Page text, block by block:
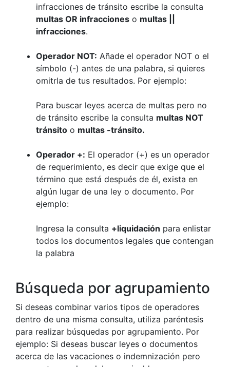
infracciones de tránsito escribe la consulta
multas OR infracciones o multas ||
infracciones.
Operador NOT: Añade el operador NOT o el
símbolo (-) antes de una palabra, si quieres
omitrla de tus resultados. Por ejemplo:
Para buscar leyes acerca de multas pero no
de tránsito escribe la consulta multas NOT
tránsito o multas -tránsito.
Operador +: El operador (+) es un operador
de requerimiento, es decir que exige que el
término que está después de él, exista en
algún lugar de una ley o documento. Por
ejemplo:
Ingresa la consulta +liquidación para enlistar
todos los documentos legales que contengan
la palabra
Búsqueda por agrupamiento
Si deseas combinar varios tipos de operadores
dentro de una misma consulta, utiliza paréntesis
para realizar búsquedas por agrupamiento. Por
ejemplo: Si deseas buscar leyes o documentos
acerca de las vacaciones o indemnización pero